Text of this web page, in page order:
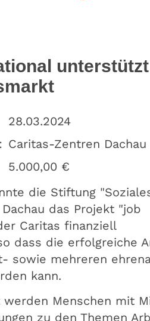
28.03.2024
Caritas-Zentren Dachau
5.000,00 €
die Stiftung
das Projekt "job
Caritas finanziell
dass die erfolgreiche
sowie mehreren
kann.
Menschen mit
zu den Themen